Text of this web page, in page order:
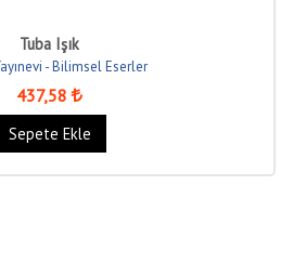
Tuba Işık
- Bilimsel Eserler
437,58
Sepete Ekle